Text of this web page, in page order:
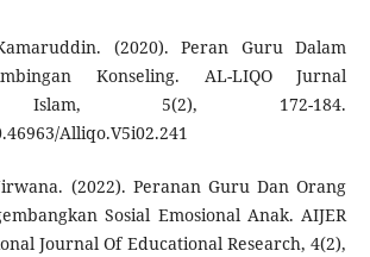
(2020). Peran Guru Dalam
Konseling. AL-LIQO Jurnal
Islam, 5(2), 172-184.
Alliqo.V5i02.241
(2022). Peranan Guru Dan Orang
Sosial Emosional Anak. AIJER
Journal Of Educational Research, 4(2),